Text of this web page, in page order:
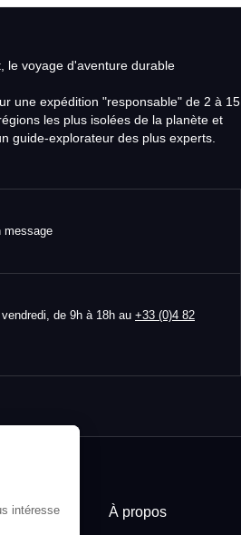
le voyage d'aventure durable
une expédition "responsable" de 2 à 15
les plus isolées de la planète et
guide-explorateur des plus experts.
message
de 9h à 18h au +33 (0)4 82
À propos
pendant